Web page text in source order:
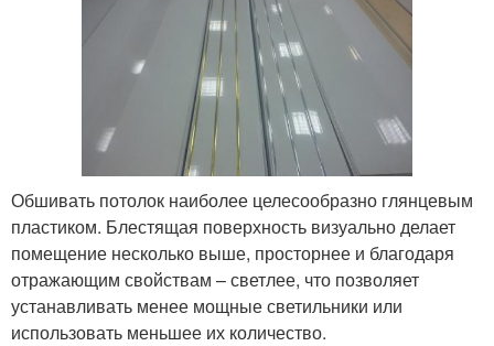
Обшивать потолок наиболее целесообразно глянцевым
пластиком. Блестящая поверхность визуально делает
помещение несколько выше, просторнее и благодаря
отражающим свойствам – светлее, что позволяет
устанавливать менее мощные светильники или
использовать меньшее их количество.